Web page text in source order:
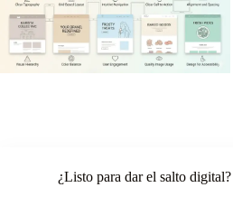
¿Listo para dar el salto digital?